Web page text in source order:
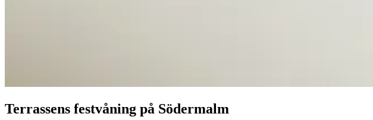
Terrassens festvåning på Södermalm